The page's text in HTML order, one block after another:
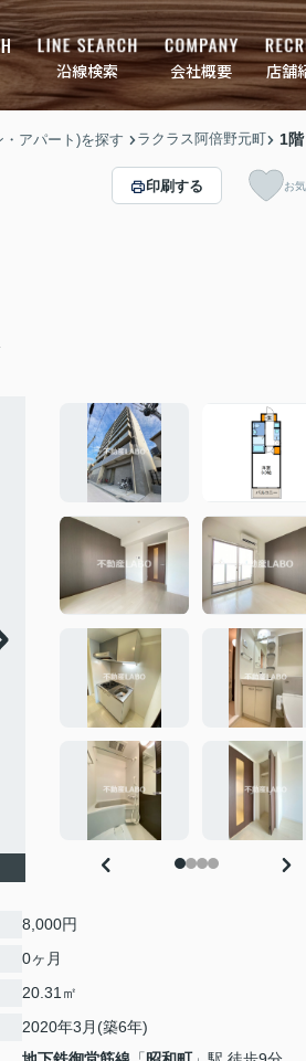
沿線検索 会社概要 店舗
・アパート)を探す ラクラス阿倍野元町 1階
印刷する お
8,000円
0ヶ月
20.31㎡
2020年3月(築6年)